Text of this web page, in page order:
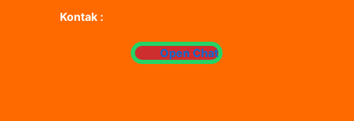
Kontak :
Open Chat